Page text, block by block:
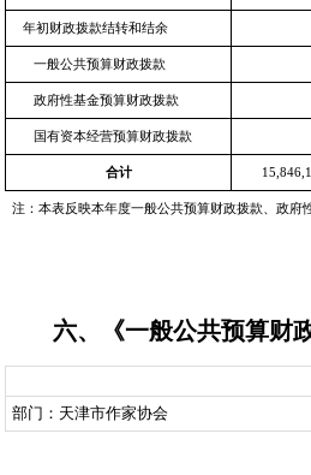
年初财政拨款结转和结余
一般公共预算财政拨款
政府性基金预算财政拨款
国有资本经营预算财政拨款
合计
注：本表反映本年度一般公共预算财政拨款、政
六、《一般公共预算财
部门：天津市作家协会